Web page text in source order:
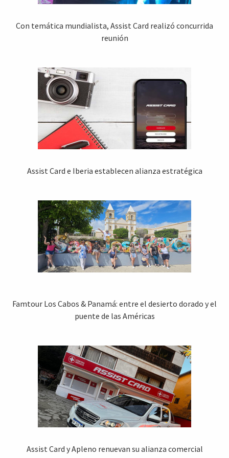
Con temática mundialista, Assist Card realizó concurrida
reunión
Assist Card e Iberia establecen alianza estratégica
Famtour Los Cabos & Panamá: entre el desierto dorado y el
puente de las Américas
Assist Card y Apleno renuevan su alianza comercial